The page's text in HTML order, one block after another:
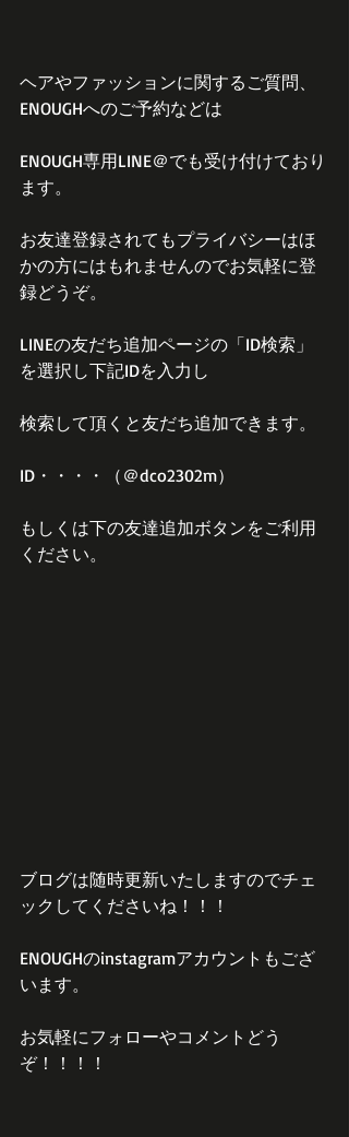
ヘアやファッションに関するご質問、
ENOUGHへのご予約などは
ENOUGH専用LINE＠でも受け付けており
ます。
お友達登録されてもプライバシーはほ
かの方にはもれませんのでお気軽に登
録どうぞ。
LINEの友だち追加ページの「ID検索」
を選択し下記IDを入力し
検索して頂くと友だち追加できます。
ID・・・・（＠dco2302m）
もしくは下の友達追加ボタンをご利用
ください。
ブログは随時更新いたしますのでチェ
ックしてくださいね！！！
ENOUGHのinstagramアカウントもござ
います。
お気軽にフォローやコメントどう
ぞ！！！！